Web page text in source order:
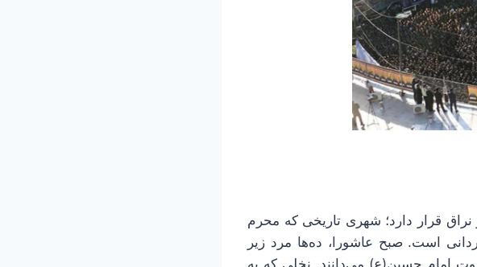
قرار دارد؛ شهری تاریخی که محرم
است. صبح عاشورا، ده‌ها مرد زیر
امام حسین(ع) می‌دانند. نخلی که به